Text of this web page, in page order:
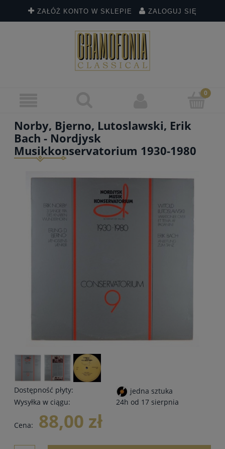
ZAŁÓŻ KONTO W SKLEPIE ZALOGUJ SIĘ
Norby, Bjerno, Lutoslawski, Erik
Bach - Nordjysk
Musikkonservatorium 1930-1980
Dostępność płyty:
jedna sztuka
Wysyłka w ciągu:
24h od 17 sierpnia
Cena: 88,00 zł